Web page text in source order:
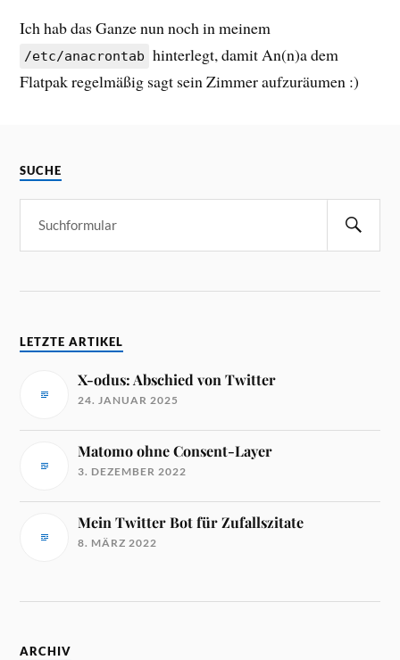
Ich hab das Ganze nun noch in meinem
/etc/anacrontab hinterlegt, damit An(n)a dem
Flatpak regelmäßig sagt sein Zimmer aufzuräumen :)
SUCHE
LETZTE ARTIKEL
X-odus: Abschied von Twitter
24. JANUAR 2025
Matomo ohne Consent-Layer
3. DEZEMBER 2022
Mein Twitter Bot für Zufallszitate
8. MÄRZ 2022
ARCHIV